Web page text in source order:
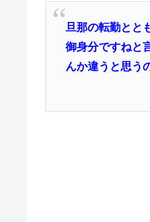
旦那の転勤とと
御身分ですねと
んか違うと思う